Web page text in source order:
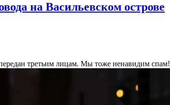
на Васильевском острове
третьим лицам. Мы тоже ненавидим спам!